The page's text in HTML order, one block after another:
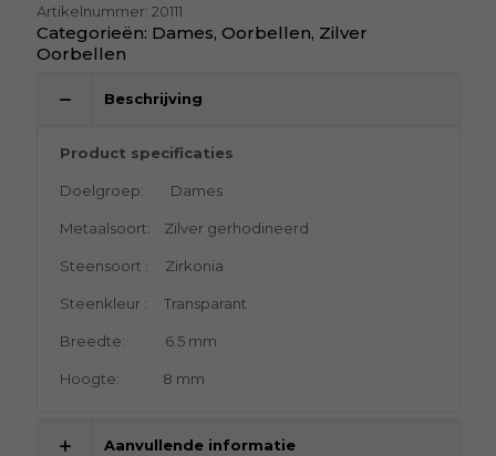
Artikelnummer: 20111
Categorieën: Dames, Oorbellen, Zilver
Oorbellen
Beschrijving
Product specificaties
Doelgroep: Dames
Metaalsoort: Zilver gerhodineerd
Steensoort : Zirkonia
Steenkleur : Transparant
Breedte: 6.5 mm
Hoogte: 8 mm
Aanvullende informatie